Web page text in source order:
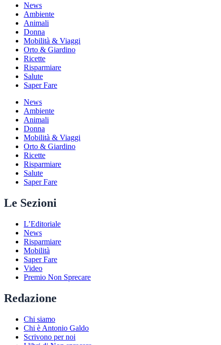
News
Ambiente
Animali
Donna
Mobilità & Viaggi
Orto & Giardino
Ricette
Risparmiare
Salute
Saper Fare
News
Ambiente
Animali
Donna
Mobilità & Viaggi
Orto & Giardino
Ricette
Risparmiare
Salute
Saper Fare
Le Sezioni
L’Editoriale
News
Risparmiare
Mobilità
Saper Fare
Video
Premio Non Sprecare
Redazione
Chi siamo
Chi è Antonio Galdo
Scrivono per noi